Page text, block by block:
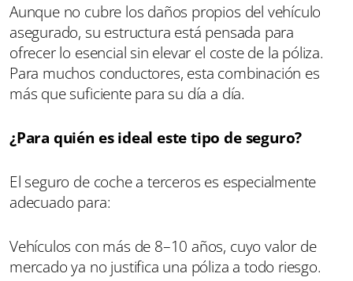
Aunque no cubre los daños propios del vehículo
asegurado, su estructura está pensada para
ofrecer lo esencial sin elevar el coste de la póliza.
Para muchos conductores, esta combinación es
más que suficiente para su día a día.
¿Para quién es ideal este tipo de seguro?
El seguro de coche a terceros es especialmente
adecuado para:
Vehículos con más de 8–10 años, cuyo valor de
mercado ya no justifica una póliza a todo riesgo.